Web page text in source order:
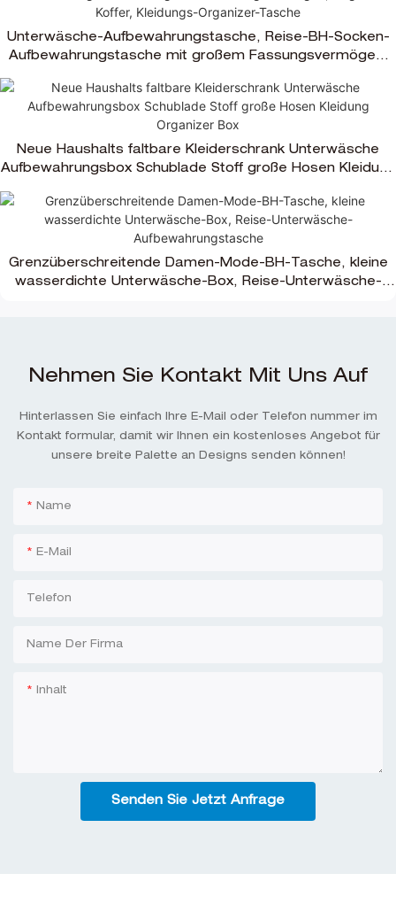
Unterwäsche-Aufbewahrungstasche, Reise-BH-Socken-
Aufbewahrungstasche mit großem Fassungsvermögen,
Neue Haushalts faltbare Kleiderschrank Unterwäsche
Aufbewahrungsbox Schublade Stoff große Hosen Kleidung
Grenzüberschreitende Damen-Mode-BH-Tasche, kleine
wasserdichte Unterwäsche-Box, Reise-Unterwäsche-
Nehmen Sie Kontakt Mit Uns Auf
Hinterlassen Sie einfach Ihre E-Mail oder Telefon nummer im
Kontakt formular, damit wir Ihnen ein kostenloses Angebot für
unsere breite Palette an Designs senden können!
Name
E-Mail
Telefon
Name Der Firma
Inhalt
Senden Sie Jetzt Anfrage